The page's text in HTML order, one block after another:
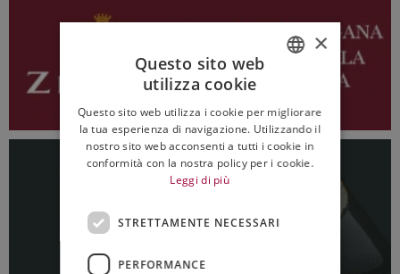
ENGLISH
×
Questo sito web
utilizza cookie
Questo sito web utilizza i cookie per migliorare
la tua esperienza di navigazione. Utilizzando il
nostro sito web acconsenti a tutti i cookie in
conformità con la nostra policy per i cookie.
Leggi di più
STRETTAMENTE NECESSARI
PERFORMANCE